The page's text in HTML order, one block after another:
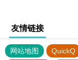
友情链接
网站地图 QuickQ